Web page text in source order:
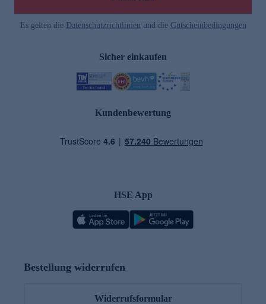
Es gelten die Datenschutzrichtlinien und die Gutscheinbedingungen
Sicher einkaufen
Kundenbewertung
HSE App
Bestellung widerrufen
Widerrufsformular